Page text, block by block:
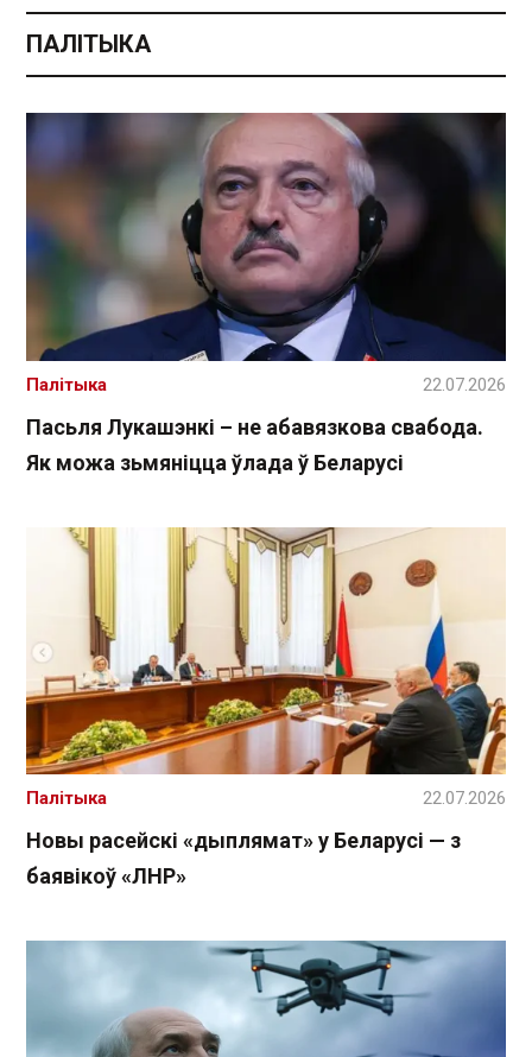
ПАЛІТЫКА
Пасьля Лукашэнкі – не абавязкова свабода.
Як можа зьмяніцца ўлада ў Беларусі
Палітыка 22.07.2026
Новы расейскі «дыплямат» у Беларусі — з
баявікоў «ЛНР»
Палітыка 22.07.2026